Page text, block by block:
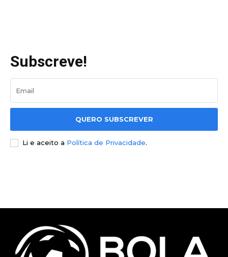
Subscreve!
QUERO SUBSCREVER
Li e aceito a Política de Privacidade.